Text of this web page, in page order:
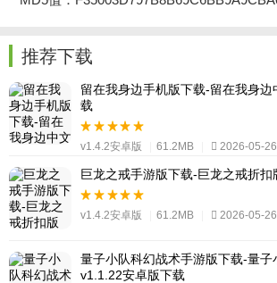
推荐下载
留在我身边手机版下载-留在我身
载
v1.4.2安卓版 61.2MB 2026-05-26
巨龙之戒手游版下载-巨龙之戒折
v1.4.2安卓版 61.2MB 2026-05-26
量子小队科幻战术手游版下载-量子
v1.1.22安卓版下载